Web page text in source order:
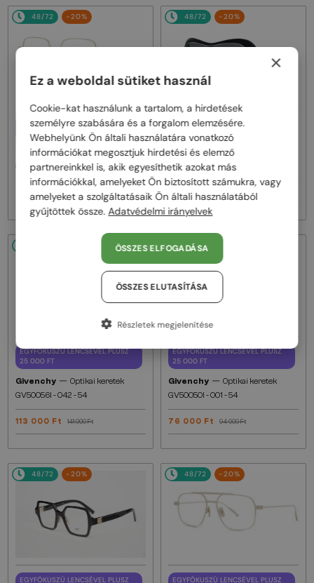
48/72 -20%
EGYFÓKUSZÚ LENCSÉVEL PLUSZ
25 000 FT
Givenchy—Optikai keretek
GV50039U - 028 - 55
59 000 Ft 73 000 Ft
48/72 -20%
Givenchy—Napszemüvegek
GV40098U - 01A - 131
122 000 Ft 152 000 Ft
EGYFÓKUSZÚ LENCSÉVEL PLUSZ
25 000 FT
Givenchy — Optikai keretek
GV50056I - 042 - 54
113 000 Ft 141 000 Ft
48/72
EGYFÓKUSZÚ LENCSÉVEL PLUSZ
25 000 FT
Givenchy — Optikai keretek
GV50050I - 001 - 54
76 000 Ft 94 000 Ft
48/72 -20%
EGYFÓKUSZÚ LENCSÉVEL PLUSZ
48/72 -20%
EGYFÓKUSZÚ LENCSÉVEL PLUSZ
×
Ez a weboldal sütiket használ
Cookie-kat használunk a tartalom, a hirdetések
személyre szabására és a forgalom elemzésére.
Webhelyünk Ön általi használatára vonatkozó
információkat megosztjuk hirdetési és elemző
partnereinkkel is, akik egyesíthetik azokat más
információkkal, amelyeket Ön biztosított számukra, vagy
amelyeket a szolgáltatásaik Ön általi használatából
gyűjtöttek össze. Adatvédelmi irányelvek
ÖSSZES ELFOGADÁSA
ÖSSZES ELUTASÍTÁSA
Részletek megjelenítése